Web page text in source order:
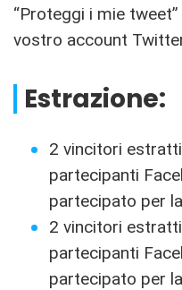
“Proteggi i mie
vostro account
Estrazione:
2 vincitori
partecipanti
partecipato per
2 vincitori
partecipanti
partecipato per